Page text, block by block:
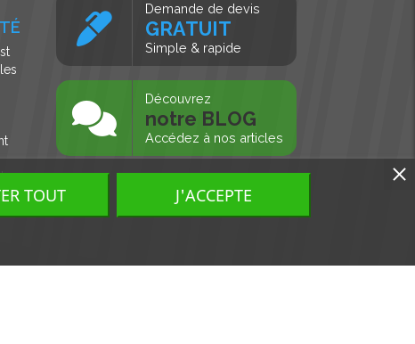
Demande de devis
GRATUIT
Simple & rapide
Découvrez
notre BLOG
Accédez à nos articles
TOUT J'ACCEPTE